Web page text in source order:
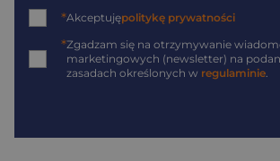
*Akceptujępolitykę prywatności
*Zgadzam się na otrzymywanie
marketingowych (newsletter) na
zasadach określonych w regulaminie.